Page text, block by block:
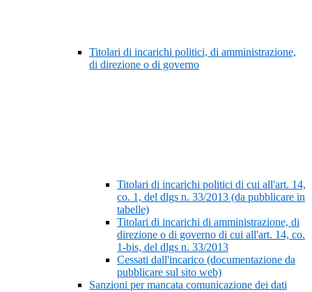
Titolari di incarichi politici, di amministrazione,
di direzione o di governo
Titolari di incarichi politici di cui all'art. 14,
co. 1, del dlgs n. 33/2013 (da pubblicare in
tabelle)
Titolari di incarichi di amministrazione, di
direzione o di governo di cui all'art. 14, co.
1-bis, del dlgs n. 33/2013
Cessati dall'incarico (documentazione da
pubblicare sul sito web)
Sanzioni per mancata comunicazione dei dati